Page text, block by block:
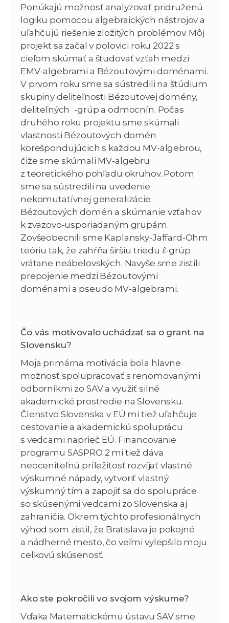
Ponúkajú možnosť analyzovať pridruženú
logiku pomocou algebraických nástrojov a
uľahčujú riešenie zložitých problémov. Môj
projekt sa začal v polovici roku 2022 s
cieľom skúmať a študovať vzťah medzi
EMV-algebrami a Bézoutovými doménami.
V prvom roku sme sa sústredili na štúdium
skupiny deliteľnosti Bézoutovej domény,
deliteľných -grúp a odmocnín. Počas
druhého roku projektu sme skúmali
vlastnosti Bézoutových domén
korešpondujúcich s každou MV-algebrou,
čiže sme skúmali MV-algebru
z teoretického pohľadu okruhov. Potom
sme sa sústredili na uvedenie
nekomutatívnej generalizácie
Bézoutových domén a skúmanie vzťahov
k zväzovo-usporiadaným grupám.
Zovšeobecnili sme Kaplansky-Jaffard-Ohm
teóriu tak, že zahŕňa širšiu triedu ℓ-grúp
vrátane neábelovských. Navyše sme zistili
prepojenie medzi Bézoutovými
doménami a pseudo MV-algebrami.
Čo vás motivovalo uchádzať sa o grant na
Slovensku?
Moja primárna motivácia bola hlavne
možnosť spolupracovať s renomovanými
odborníkmi zo SAV a využiť silné
akademické prostredie na Slovensku.
Členstvo Slovenska v EÚ mi tiež uľahčuje
cestovanie a akademickú spoluprácu
s vedcami naprieč EÚ. Financovanie
programu SASPRO 2 mi tiež dáva
neoceniteľnú príležitosť rozvíjať vlastné
výskumné nápady, vytvoriť vlastný
výskumný tím a zapojiť sa do spolupráce
so skúsenými vedcami zo Slovenska aj
zahraničia. Okrem týchto profesionálnych
výhod som zistil, že Bratislava je pokojné
a nádherné mesto, čo veľmi vylepšilo moju
celkovú skúsenosť.
Ako ste pokročili vo svojom výskume?
Vďaka Matematickému ústavu SAV sme